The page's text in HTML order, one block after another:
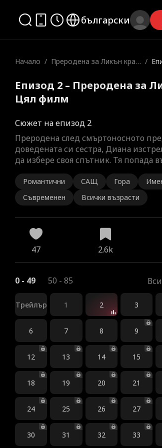
български
Начало / Преродена за Ликън крал
/
Епизод 2 – Преродена за
Цял филм
Сюжет на епизод 2
Преродена след смъртоносното
доведената си сестра, Диана
да избере своя спътник. Тя попада
Романтични САЩ Гора
Съвременен
Всички възрасти
47 2.6k
0 - 49 50 - 85
Трейлър 1 2 3
6 7 8 9
12 13 14 15
18 19 20 21
24 25 26 27
30 31 32 33